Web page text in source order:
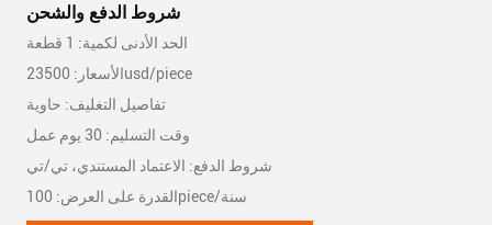
شروط الدفع والشحن
الحد الأدنى لكمية: 1 قطعة
الأسعار: 23500usd/piece
تفاصيل التغليف: حاوية
وقت التسليم: 30 يوم عمل
شروط الدفع: الاعتماد المستندي، تي/تي
القدرة على العرض: 100piece/سنة